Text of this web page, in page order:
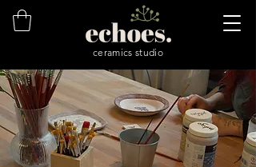
ceramics studio